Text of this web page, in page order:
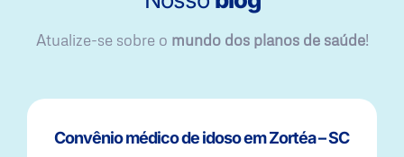
Atualize-se sobre o mundo dos planos de saúde!
Convênio médico de idoso em Zortéa – SC